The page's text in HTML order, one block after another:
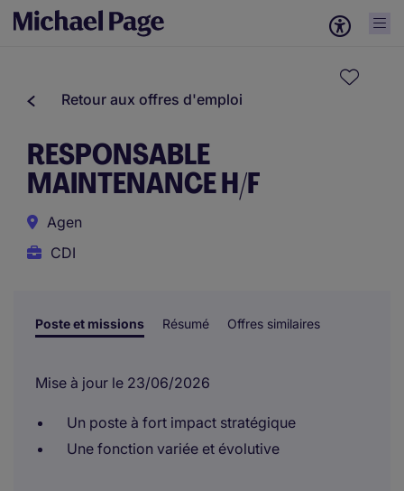
Retour aux offres d'emploi
RESPONSABLE
MAINTENANCE H/F
Agen
CDI
Poste et missions Résumé Offres similaires
Mise à jour le 23/06/2026
Un poste à fort impact stratégique
Une fonction variée et évolutive